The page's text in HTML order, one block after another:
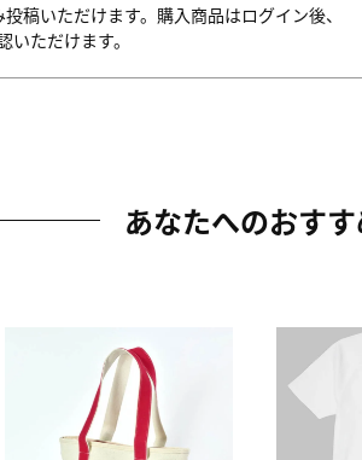
稿いただけます。購入商品はログイン後、
いただけます。
あなたへのおす